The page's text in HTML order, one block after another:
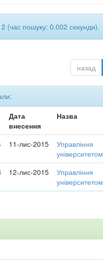
2 (час пошуку: 0.002 секунди).
назад
Дата
внесення
Назва
11-лис-2015
Управління
університетом
12-лис-2015
Управління
університетом